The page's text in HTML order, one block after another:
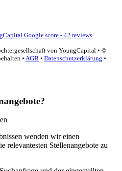
Google score - 42 reviews
von YoungCapital • ©
• AGB • Datenschutzerklärung •
wenden wir einen
relevantesten Stellenangebote zu